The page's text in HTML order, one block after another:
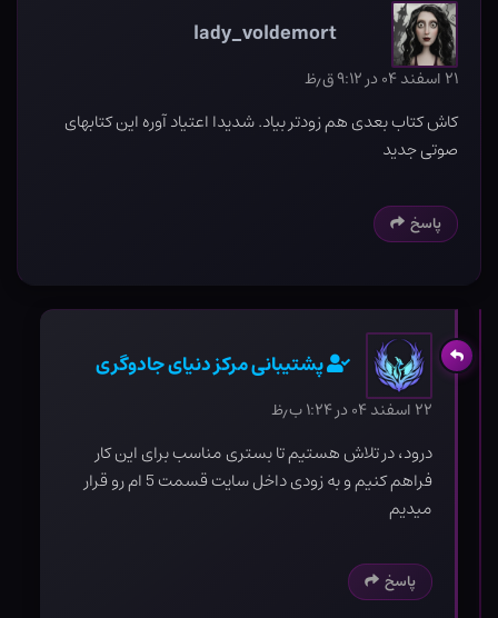
lady_voldemort
۲۱ اسفند ۰۴ در ۹:۱۲ ق٫ظ
کاش کتاب بعدی هم زودتر بیاد. شدیدا اعتیاد آوره این کتابهای
صوتی جدید
پاسخ
پشتیبانی مرکز دنیای جادوگری
۲۲ اسفند ۰۴ در ۱:۲۴ ب٫ظ
درود، در تلاش هستیم تا بستری مناسب برای این کار
فراهم کنیم و به زودی داخل سایت قسمت 5 ام رو قرار
میدیم
پاسخ